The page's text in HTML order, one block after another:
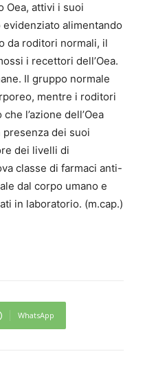
Oea, attivi i suoi
alimentando
da roditori normali, il
i recettori dell’Oea.
Il gruppo normale
mentre i roditori
l’azione dell’Oea
dei suoi
dei livelli di
classe di farmaci anti-
dal corpo umano e
in laboratorio. (m.cap.)
WhatsApp